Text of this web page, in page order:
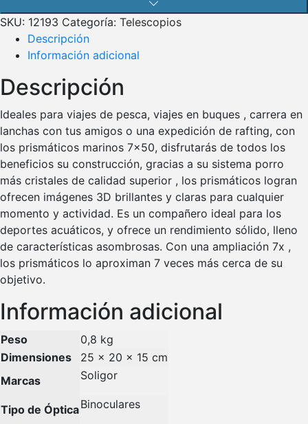
SKU: 12193 Categoría: Telescopios
Descripción
Información adicional
Descripción
Ideales para viajes de pesca, viajes en buques , carrera en
lanchas con tus amigos o una expedición de rafting, con
los prismáticos marinos 7×50, disfrutarás de todos los
beneficios su construcción, gracias a su sistema porro
más cristales de calidad superior , los prismáticos logran
ofrecen imágenes 3D brillantes y claras para cualquier
momento y actividad. Es un compañero ideal para los
deportes acuáticos, y ofrece un rendimiento sólido, lleno
de características asombrosas. Con una ampliación 7x ,
los prismáticos lo aproximan 7 veces más cerca de su
objetivo.
Información adicional
Peso
0,8 kg
Dimensiones
25 × 20 × 15 cm
Marcas
Soligor
Tipo de ÓpticaBinoculares